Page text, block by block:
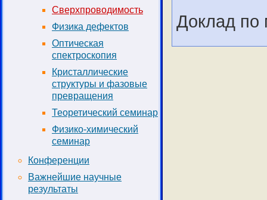
Сверхпроводимость
Физика дефектов
Оптическая
спектроскопия
Кристаллические
структуры и фазовые
превращения
Теоретический семинар
Физико-химический
семинар
Конференции
Важнейшие научные
результаты
Доклад по